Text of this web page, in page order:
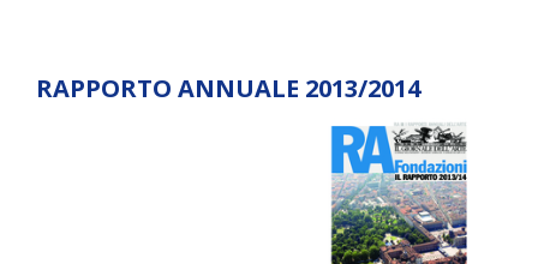
RAPPORTO ANNUALE 2013/2014